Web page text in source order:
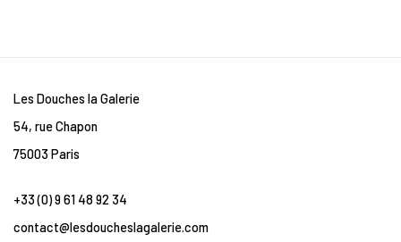
Les Douches la Galerie
54, rue Chapon
75003 Paris
+33 (0) 9 61 48 92 34
contact@lesdoucheslagalerie.com